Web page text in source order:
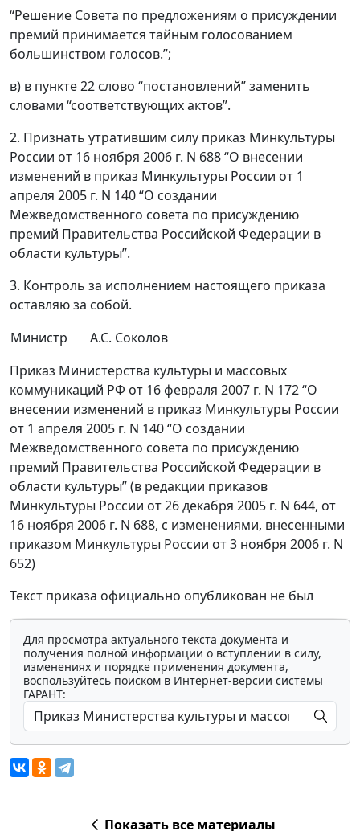
“Решение Совета по предложениям о присуждении
премий принимается тайным голосованием
большинством голосов.”;
в) в пункте 22 слово “постановлений” заменить
словами “соответствующих актов”.
2. Признать утратившим силу приказ Минкультуры
России от 16 ноября 2006 г. N 688 “О внесении
изменений в приказ Минкультуры России от 1
апреля 2005 г. N 140 “О создании
Межведомственного совета по присуждению
премий Правительства Российской Федерации в
области культуры”.
3. Контроль за исполнением настоящего приказа
оставляю за собой.
Министр
А.С. Соколов
Приказ Министерства культуры и массовых
коммуникаций РФ от 16 февраля 2007 г. N 172 “О
внесении изменений в приказ Минкультуры России
от 1 апреля 2005 г. N 140 “О создании
Межведомственного совета по присуждению
премий Правительства Российской Федерации в
области культуры” (в редакции приказов
Минкультуры России от 26 декабря 2005 г. N 644, от
16 ноября 2006 г. N 688, с изменениями, внесенными
приказом Минкультуры России от 3 ноября 2006 г. N
652)
Текст приказа официально опубликован не был
Для просмотра актуального текста документа и
получения полной информации о вступлении в силу,
изменениях и порядке применения документа,
воспользуйтесь поиском в Интернет-версии системы
ГАРАНТ:
Показать все материалы